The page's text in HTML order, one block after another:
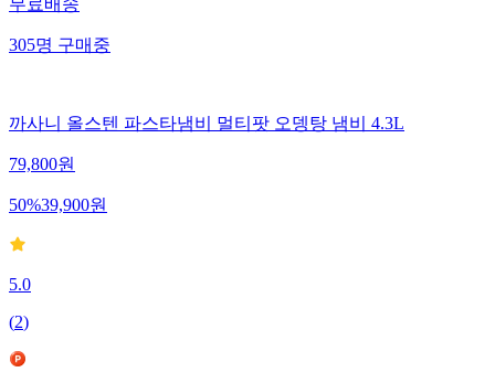
무료배송
305명구매중
까사니 올스텐 파스타냄비 멀티팟 오뎅탕 냄비 4.3L
79,800원
50%39,900원
5.0
(2)